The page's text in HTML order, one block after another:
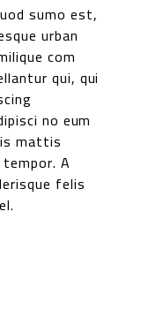
sumo est,
urban
com
qui, qui
no eum
mattis
A
felis